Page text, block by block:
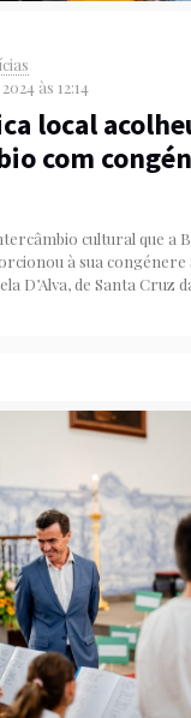
às 12:14
local
com
cultural que a
à sua congénere
D’Alva, de Santa Cruz